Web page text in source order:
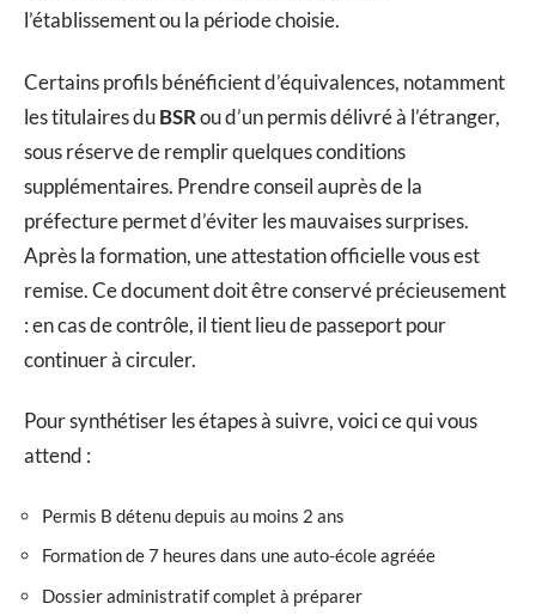
l’établissement ou la période choisie.
Certains profils bénéficient d’équivalences, notamment
les titulaires duBSRou d’un permis délivré à l’étranger,
sous réserve de remplir quelques conditions
supplémentaires. Prendre conseil auprès de la
préfecture permet d’éviter les mauvaises surprises.
Après la formation, une attestation officielle vous est
remise. Ce document doit être conservé précieusement
: en cas de contrôle, il tient lieu de passeport pour
continuer à circuler.
Pour synthétiser les étapes à suivre, voici ce qui vous
attend :
Permis B détenu depuis au moins 2 ans
Formation de 7 heures dans une auto-école agréée
Dossier administratif complet à préparer